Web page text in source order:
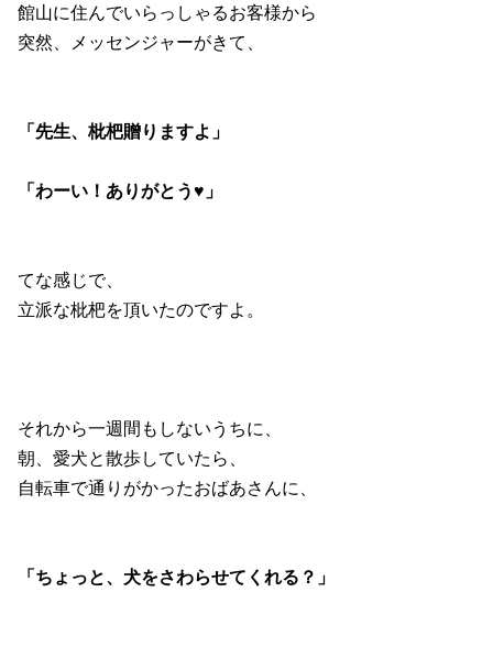
館山に住んでいらっしゃるお客様から
突然、メッセンジャーがきて、
「先生、枇杷贈りますよ」
「わーい！ありがとう♥」
てな感じで、
立派な枇杷を頂いたのですよ。
それから一週間もしないうちに、
朝、愛犬と散歩していたら、
自転車で通りがかったおばあさんに、
「ちょっと、犬をさわらせてくれる？」